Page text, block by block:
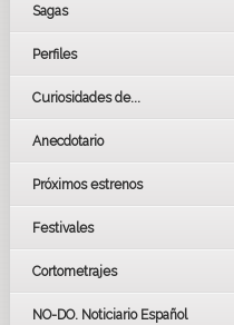
Sagas
Perfiles
Curiosidades de...
Anecdotario
Próximos estrenos
Festivales
LOS OSCARS
GOYAS
Cortometrajes
NO-DO. Noticiario Español